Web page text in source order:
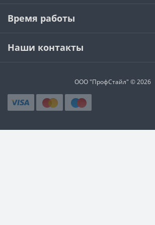
Время работы
Наши контакты
ООО "ПрофСтайл" © 2026